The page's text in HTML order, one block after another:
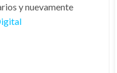
y nuevamente